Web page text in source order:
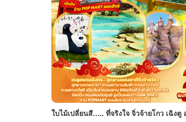
ใบไม้เปลี่ยนสี….. ที่จริงใจ จิ่วจ้ายโกว เฉิงตู